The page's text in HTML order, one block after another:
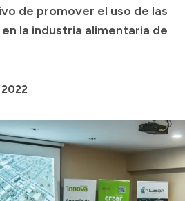
de promover el uso de las
la industria alimentaria de